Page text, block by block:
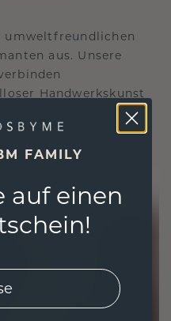
umweltfreundlichen
aus. Unsere
Handwerkskunst
Schmuck ebenso
FAMILY
auf einen